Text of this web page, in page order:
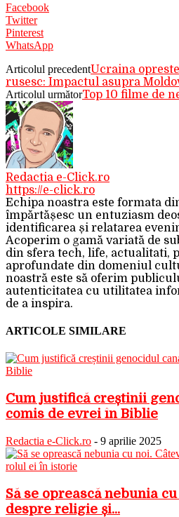
Facebook
Twitter
Pinterest
WhatsApp
Articolul precedentUcraina
rusesc: Impactul asupra
Articolul următorTop 10 filme de
Redactia e-Click.ro
https://e-click.ro
Echipa noastra este formata
împărtășesc un entuziasm
identificarea și relatarea
Acoperim o gamă variată de
din sfera tech, life, actualitati,
aprofundate din domeniul
noastră este să oferim
autenticitatea cu utilitatea
de a inspira.
ARTICOLE SIMILARE
Cum justifică creștinii
comis de evrei în Biblie
Redactia e-Click.ro - 9 aprilie 2025
Să se oprească nebunia
despre religie și...